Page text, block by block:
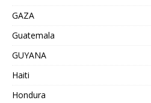
GAZA
Guatemala
GUYANA
Haiti
Hondura